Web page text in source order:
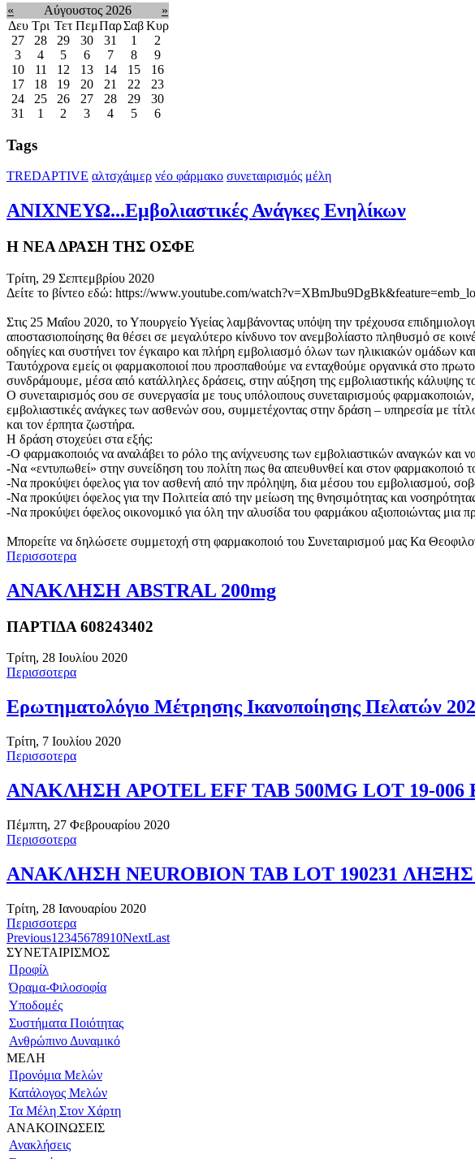
« Αύγουστος 2026
»
Δευ Τρι Τετ ΠεμΠαρΣαβΚυρ
27
28 29 30 31 1
2
3
4 5 6 7 8
9
10
11 12 13 14 15
16
17
18 19 20 21 22
23
24
25 26 27 28 29
30
31
1 2 3 4 5 6
Tags
TREDAPTIVE αλτσχάιμερ νέο φάρμακο συνεταιρισμός μέλη
ΑΝΙΧΝΕΥΩ...Εμβολιαστικές Ανάγκες Ενηλίκων
Η ΝΕΑ ΔΡΑΣΗ ΤΗΣ ΟΣΦΕ
Τρίτη, 29 Σεπτεμβρίου 2020
Δείτε το βίντεο εδώ: https://www.youtube.com/
Στις 25 Μαΐου 2020, το Υπουργείο Υγείας λαμβάνοντας υπόψη την τρέχουσα
αποστασιοποίησης θα θέσει σε μεγαλύτερο κίνδυνο τον ανεμβολίαστο πληθυσμό σε
οδηγίες και συστήνει τον έγκαιρο και πλήρη εμβολιασμό όλων των ηλικιακών ομάδων
Ταυτόχρονα εμείς οι φαρμακοποιοί που προσπαθούμε να ενταχθούμε οργανικά στο
συνδράμουμε, μέσα από κατάλληλες δράσεις, στην αύξηση της εμβολιαστικής
Ο συνεταιρισμός σου σε συνεργασία με τους υπόλοιπους συνεταιρισμούς
εμβολιαστικές ανάγκες των ασθενών σου, συμμετέχοντας στην δράση – υπηρεσία με
και τον έρπητα ζωστήρα.
Η δράση στοχεύει στα εξής:
-Ο φαρμακοποιός να αναλάβει το ρόλο της ανίχνευσης των εμβολιαστικών αναγκών και
-Να «εντυπωθεί» στην συνείδηση του πολίτη πως θα απευθυνθεί και στον φαρμακοποιό
-Να προκύψει όφελος για τον ασθενή από την πρόληψη, δια μέσου του εμβολιασμού,
-Να προκύψει όφελος για την Πολιτεία από την μείωση της θνησιμότητας και
-Να προκύψει όφελος οικονομικό για όλη την αλυσίδα του φαρμάκου αξιοποιώντας μια
Μπορείτε να δηλώσετε συμμετοχή στη φαρμακοποιό του Συνεταιρισμού μας Κα
Περισσοτερα
ΑΝΑΚΛΗΣΗ ABSTRAL 200mg
ΠΑΡΤΙΔΑ 608243402
Τρίτη, 28 Ιουλίου 2020
Περισσοτερα
Ερωτηματολόγιο Μέτρησης Ικανοποίησης Πελατών
Τρίτη, 7 Ιουλίου 2020
Περισσοτερα
ΑΝΑΚΛΗΣΗ APOTEL EFF TAB 500MG LOT 19-006
Πέμπτη, 27 Φεβρουαρίου 2020
Περισσοτερα
ΑΝΑΚΛΗΣΗ NEUROBION TAB LOT 190231 ΛΗΞΗΣ
Τρίτη, 28 Ιανουαρίου 2020
Περισσοτερα
Previous1 2345678910NextLast
ΣΥΝΕΤΑΙΡΙΣΜΟΣ
Προφίλ
Όραμα-Φιλοσοφία
Υποδομές
Συστήματα Ποιότητας
Ανθρώπινο Δυναμικό
ΜΕΛΗ
Προνόμια Μελών
Κατάλογος Μελών
Τα Μέλη Στον Χάρτη
ΑΝΑΚΟΙΝΩΣΕΙΣ
Ανακλήσεις